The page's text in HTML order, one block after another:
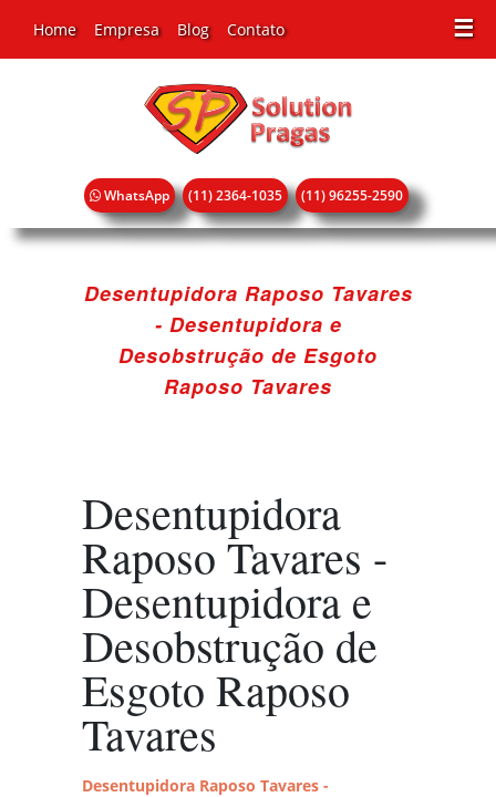
☰
Home Empresa Blog Contato
WhatsApp (11) 2364-1035 (11) 96255-2590
Desentupidora Raposo Tavares
- Desentupidora e
Desobstrução de Esgoto
Raposo Tavares
Desentupidora
Raposo Tavares -
Desentupidora e
Desobstrução de
Esgoto Raposo
Tavares
Desentupidora Raposo Tavares -